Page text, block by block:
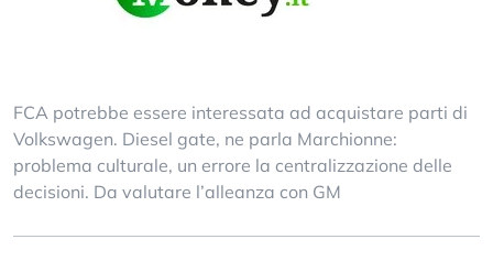
FCA potrebbe essere interessata ad acquistare parti di
Volkswagen. Diesel gate, ne parla Marchionne:
problema culturale, un errore la centralizzazione delle
decisioni. Da valutare l’alleanza con GM